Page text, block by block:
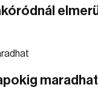
maradhat